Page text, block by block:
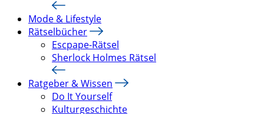
Mode & Lifestyle
Rätselbücher
Escpape-Rätsel
Sherlock Holmes Rätsel
Ratgeber & Wissen
Do It Yourself
Kulturgeschichte